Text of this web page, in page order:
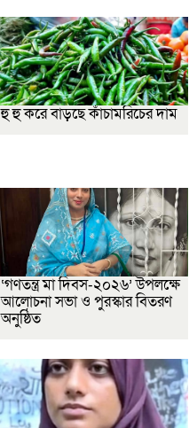
হু হু করে বাড়ছে কাঁচামরিচের দাম
‘গণতন্ত্র মা দিবস-২০২৬’ উপলক্ষে
আলোচনা সভা ও পুরস্কার বিতরণ
অনুষ্ঠিত